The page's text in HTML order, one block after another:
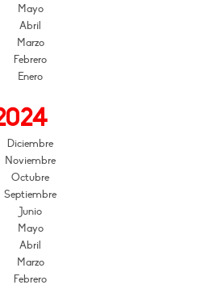
Mayo
Abril
Marzo
Febrero
Enero
Diciembre
Noviembre
Octubre
Septiembre
Junio
Mayo
Abril
Marzo
Febrero